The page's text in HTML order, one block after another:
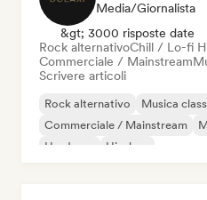
Media/Giornalista
&gt; 3000 risposte date
Rock alternativoChill / Lo-fi
Commerciale / Mainstream
Scrivere articoli
Rock alternativo
Musica
Commerciale / Mainstream
Hardcore
Hip-hop